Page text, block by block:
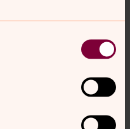
i blandade färger